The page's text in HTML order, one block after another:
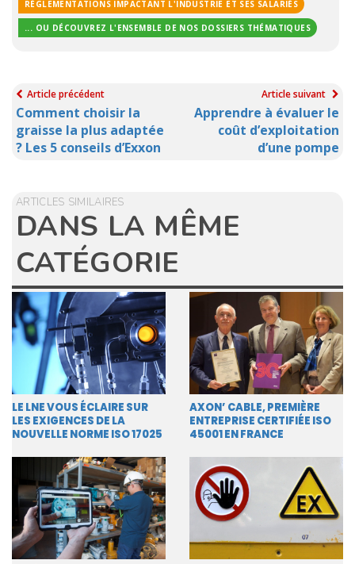
RÉGLEMENTATIONS IMPACTANT L'INDUSTRIE ET SES SALARIÉS
... OU DÉCOUVREZ L'ENSEMBLE DE NOS DOSSIERS THÉMATIQUES
Article précédent
Comment choisir la
graisse la plus adaptée
? Les 5 conseils d’Exxon
Article suivant
Apprendre à évaluer le
coût d’exploitation
d’une pompe
ARTICLES SIMILAIRES
DANS LA MÊME
CATÉGORIE
LE LNE VOUS ÉCLAIRE SUR
LES EXIGENCES DE LA
NOUVELLE NORME ISO 17025
AXON’ CABLE, PREMIÈRE
ENTREPRISE CERTIFIÉE ISO
45001 EN FRANCE